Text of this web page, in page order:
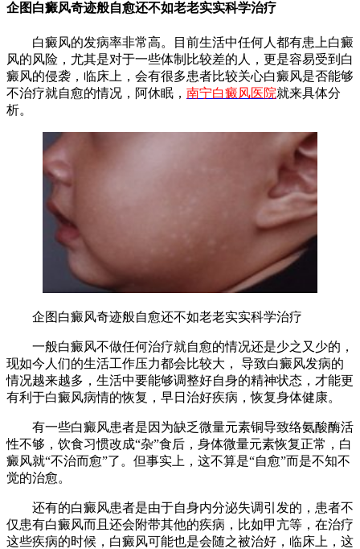
企图白癜风奇迹般自愈还不如老老实实科学治疗
白癜风的发病率非常高。目前生活中任何人都有患上白癜
风的风险，尤其是对于一些体制比较差的人，更是容易受到白
癜风的侵袭，临床上，会有很多患者比较关心白癜风是否能够
不治疗就自愈的情况，阿休眠， 南宁白癜风医院就来具体分
析。
企图白癜风奇迹般自愈还不如老老实实科学治疗
一般白癜风不做任何治疗就自愈的情况还是少之又少的，
现如今人们的生活工作压力都会比较大， 导致白癜风发病的
情况越来越多，生活中要能够调整好自身的精神状态，才能更
有利于白癜风病情的恢复，早日治好疾病，恢复身体健康。
有一些白癜风患者是因为缺乏微量元素铜导致络氨酸酶活
性不够，饮食习惯改成“杂”食后，身体微量元素恢复正常，白
癜风就“不治而愈”了。但事实上，这不算是“自愈”而是不知不
觉的治愈。
还有的白癜风患者是由于自身内分泌失调引发的，患者不
仅患有白癜风而且还会附带其他的疾病，比如甲亢等，在治疗
这些疾病的时候，白癜风可能也是会随之被治好，临床上，这